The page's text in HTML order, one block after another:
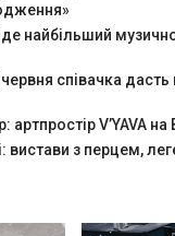
найбільший
співачка
V’YAVA
вистави з перцем,